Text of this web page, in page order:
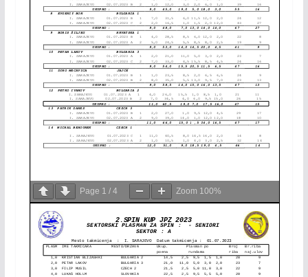
Page 1 / 4 Zoom 100%